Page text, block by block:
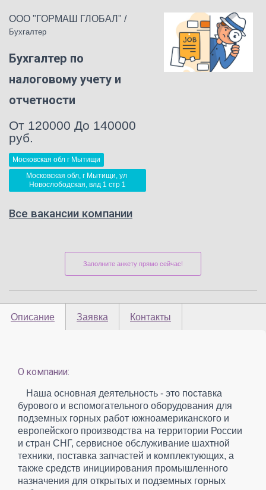
ООО "ГОРМАШ ГЛОБАЛ" /
Бухгалтер
Бухгалтер по
налоговому учету и
отчетности
От 120000 До 140000
руб.
Московская обл г Мытищи
Московская обл, г Мытищи, ул
Новослободская, влд 1 стр 1
Все вакансии компании
Заполните анкету прямо сейчас!
Описание Заявка Контакты
О компании:
Наша основная деятельность - это поставка
бурового и вспомогательного оборудования для
подземных горных работ южноамериканского и
европейского производства на территории России
и стран СНГ, сервисное обслуживание шахтной
техники, поставка запчастей и комплектующих, а
также средств инициирования промышленного
назначения для открытых и подземных горных